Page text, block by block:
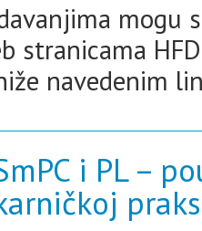
mogu
stranicama
navedenim
i PL –